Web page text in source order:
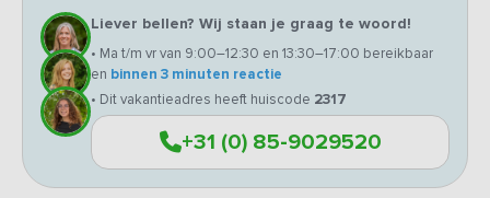
Liever bellen? Wij staan je graag te woord!
• Ma t/m vr van 9:00–12:30 en 13:30–17:00 bereikbaar
en binnen 3 minuten reactie
• Dit vakantieadres heeft huiscode 2317
+31 (0) 85-9029520